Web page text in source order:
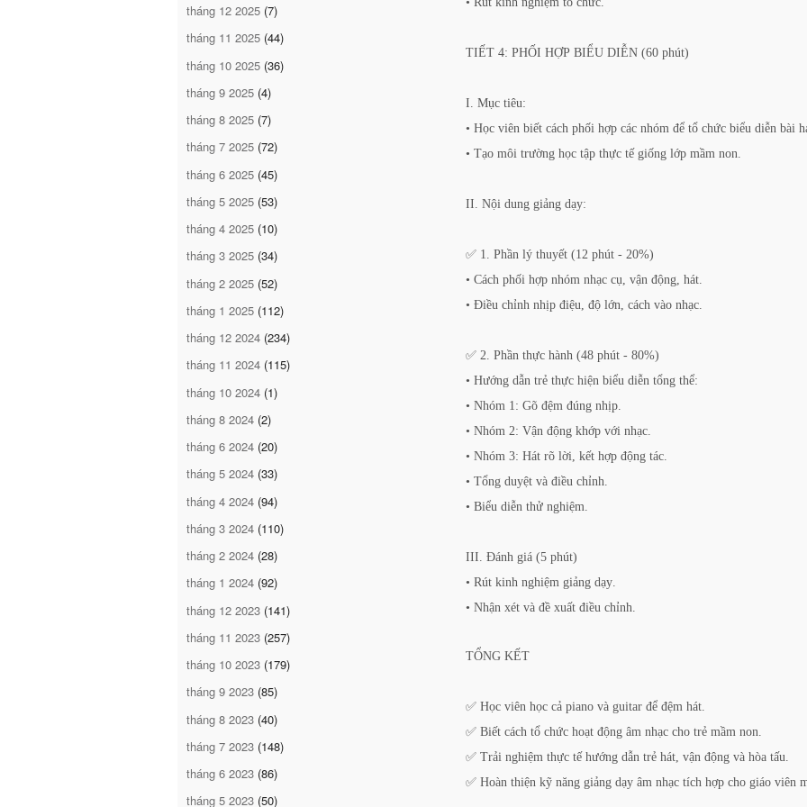
tháng 12 2025 (7)
tháng 11 2025 (44)
tháng 10 2025 (36)
tháng 9 2025 (4)
tháng 8 2025 (7)
tháng 7 2025 (72)
tháng 6 2025 (45)
tháng 5 2025 (53)
tháng 4 2025 (10)
tháng 3 2025 (34)
tháng 2 2025 (52)
tháng 1 2025 (112)
tháng 12 2024 (234)
tháng 11 2024 (115)
tháng 10 2024 (1)
tháng 8 2024 (2)
tháng 6 2024 (20)
tháng 5 2024 (33)
tháng 4 2024 (94)
tháng 3 2024 (110)
tháng 2 2024 (28)
tháng 1 2024 (92)
tháng 12 2023 (141)
tháng 11 2023 (257)
tháng 10 2023 (179)
tháng 9 2023 (85)
tháng 8 2023 (40)
tháng 7 2023 (148)
tháng 6 2023 (86)
tháng 5 2023 (50)
TIẾT 4: PHỐI HỢP BIỂU DIỄN (60 phút)
I. Mục tiêu:
• Học viên biết cách phối hợp các nhóm để tổ chức biểu diễn bài
• Tạo môi trường học tập thực tế giống lớp mầm non.
II. Nội dung giảng dạy:
✅ 1. Phần lý thuyết (12 phút - 20%)
• Cách phối hợp nhóm nhạc cụ, vận động, hát.
• Điều chỉnh nhịp điệu, độ lớn, cách vào nhạc.
✅ 2. Phần thực hành (48 phút - 80%)
• Hướng dẫn trẻ thực hiện biểu diễn tổng thể:
• Nhóm 1: Gõ đệm đúng nhịp.
• Nhóm 2: Vận động khớp với nhạc.
• Nhóm 3: Hát rõ lời, kết hợp động tác.
• Tổng duyệt và điều chỉnh.
• Biểu diễn thử nghiệm.
III. Đánh giá (5 phút)
• Rút kinh nghiệm giảng dạy.
• Nhận xét và đề xuất điều chỉnh.
TỔNG KẾT
✅ Học viên học cả piano và guitar để đệm hát.
✅ Biết cách tổ chức hoạt động âm nhạc cho trẻ mầm non.
✅ Trải nghiệm thực tế hướng dẫn trẻ hát, vận động và hòa tấu.
✅ Hoàn thiện kỹ năng giảng dạy âm nhạc tích hợp cho giáo viên